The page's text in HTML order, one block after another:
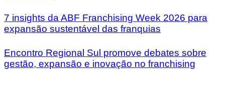
7 insights da ABF Franchising Week 2026 para
expansão sustentável das franquias
Encontro Regional Sul promove debates sobre
gestão, expansão e inovação no franchising